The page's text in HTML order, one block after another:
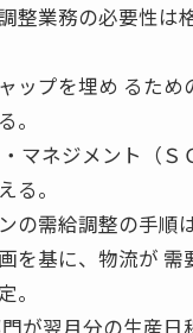
整業務の必要性は
ップを埋め るため
。
マネジメント（Ｓ
る。
の需給調整の手順
を基に、物流が 需
。
が翌月分の生産日